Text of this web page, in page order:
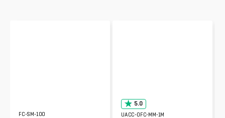
FC-SM-100
5.0
UACC-OFC-MM-1M